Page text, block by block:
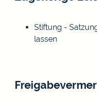
Stiftung -
lassen